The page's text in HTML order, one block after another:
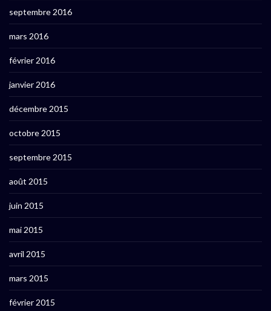
septembre 2016
mars 2016
février 2016
janvier 2016
décembre 2015
octobre 2015
septembre 2015
août 2015
juin 2015
mai 2015
avril 2015
mars 2015
février 2015